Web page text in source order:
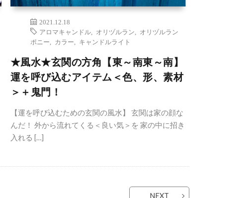
2021.12.18
アロマキャンドル, オリヅルラン
オリヅルラン
ポニー
カラー キャンドルライト
★風水★玄関の方角【東～南東～南】
運を呼び込むアイテム＜色、形、素材
＞＋鬼門！
【運を呼び込むための玄関の風水】 玄関は家の顔な
んだ！ 外から流れてくる＜良い気＞を 家の中に招き
入れる […]
NEXT